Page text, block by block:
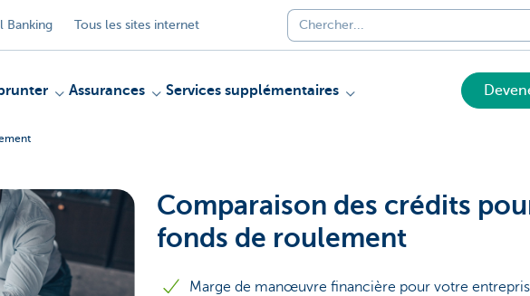
Banking Tous les sites internet
Assurances Services supplémentaires
Comparaison des crédits
fonds de roulement
Marge de manœuvre financière pour votre